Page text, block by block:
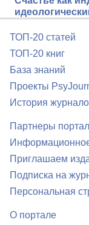
ТОП-20 статей
ТОП-20 книг
База знаний
Проекты
История
Партнеры
Приглашаем
Подписка на
Персональная
О портале